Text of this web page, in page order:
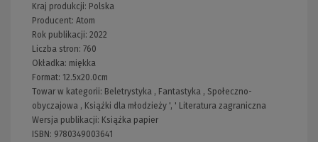
Kraj produkcji: Polska
Producent: Atom
Rok publikacji: 2022
Liczba stron: 760
Okładka: miękka
Format: 12.5x20.0cm
Towar w kategorii: Beletrystyka , Fantastyka , Społeczno-
obyczajowa , Książki dla młodzieży ', ' Literatura zagraniczna
Wersja publikacji: Książka papier
ISBN: 9780349003641